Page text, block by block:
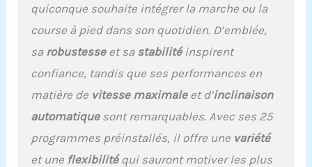
quiconque souhaite intégrer la marche ou la
course à pied dans son quotidien. D’emblée,
sa robustesseet sa stabilitéinspirent
confiance, tandis que ses performances en
matière de vitesse maximaleet d’inclinaison
automatiquesont remarquables. Avec ses 25
programmes préinstallés, il offre une variété
et une flexibilitéqui sauront motiver les plus